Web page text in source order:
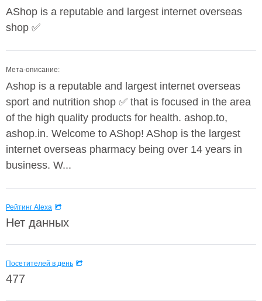
AShop is a reputable and largest internet overseas
shop ✅
Мета-описание:
Ashop is a reputable and largest internet overseas
sport and nutrition shop ✅ that is focused in the area
of the high quality products for health. ashop.to,
ashop.in. Welcome to AShop! AShop is the largest
internet overseas pharmacy being over 14 years in
business. W...
Рейтинг Alexa
Нет данных
Посетителей в день
477